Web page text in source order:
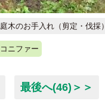
庭木のお手入れ（剪定・伐採）
コニファー
最後へ(46)＞＞